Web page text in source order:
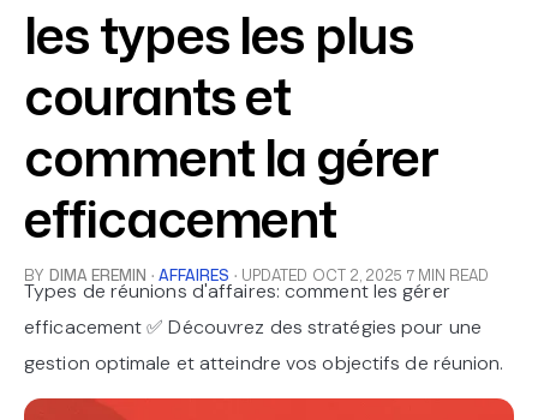
les types les plus
courants et
comment la gérer
efficacement
BY DIMA EREMIN · AFFAIRES · UPDATED OCT 2, 2025 7 MIN READ
Types de réunions d'affaires: comment les gérer
efficacement ✅ Découvrez des stratégies pour une
gestion optimale et atteindre vos objectifs de réunion.